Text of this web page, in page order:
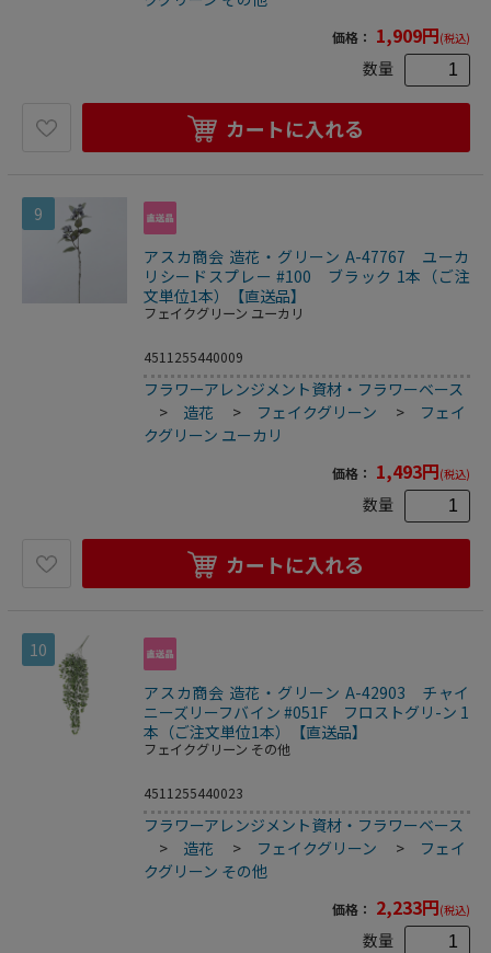
価格： 1,909円(税込)
数量
カートに入れる
9
アスカ商会 造花・グリーン A-47767 ユーカ
リシードスプレー #100 ブラック 1本（ご注
文単位1本）【直送品】
フェイクグリーン ユーカリ
4511255440009
フラワーアレンジメント資材・フラワーベース
> 造花 > フェイクグリーン > フェイ
クグリーン ユーカリ
価格： 1,493円(税込)
数量
カートに入れる
10
アスカ商会 造花・グリーン A-42903 チャイ
ニーズリーフバイン #051F フロストグリ-ン 1
本（ご注文単位1本）【直送品】
フェイクグリーン その他
4511255440023
フラワーアレンジメント資材・フラワーベース
> 造花 > フェイクグリーン > フェイ
クグリーン その他
価格： 2,233円(税込)
数量